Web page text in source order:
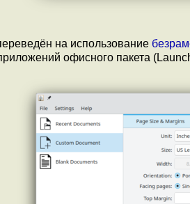
на использование
офисного пакета